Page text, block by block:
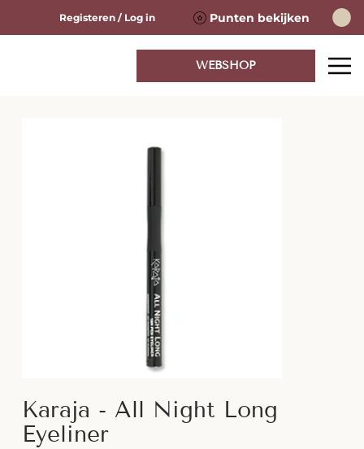
Punten bekijken
Registeren / Log in
WEBSHOP
Karaja - All Night Long
Eyeliner